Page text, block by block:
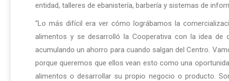
entidad, talleres de ebanistería, barbería y sistemas de
“Lo más difícil era ver cómo lográbamos la
alimentos y se desarrolló la Cooperativa con la idea de
acumulando un ahorro para cuando salgan del Centro.
porque queremos que ellos vean esto como una
alimentos o desarrollar su propio negocio o producto.